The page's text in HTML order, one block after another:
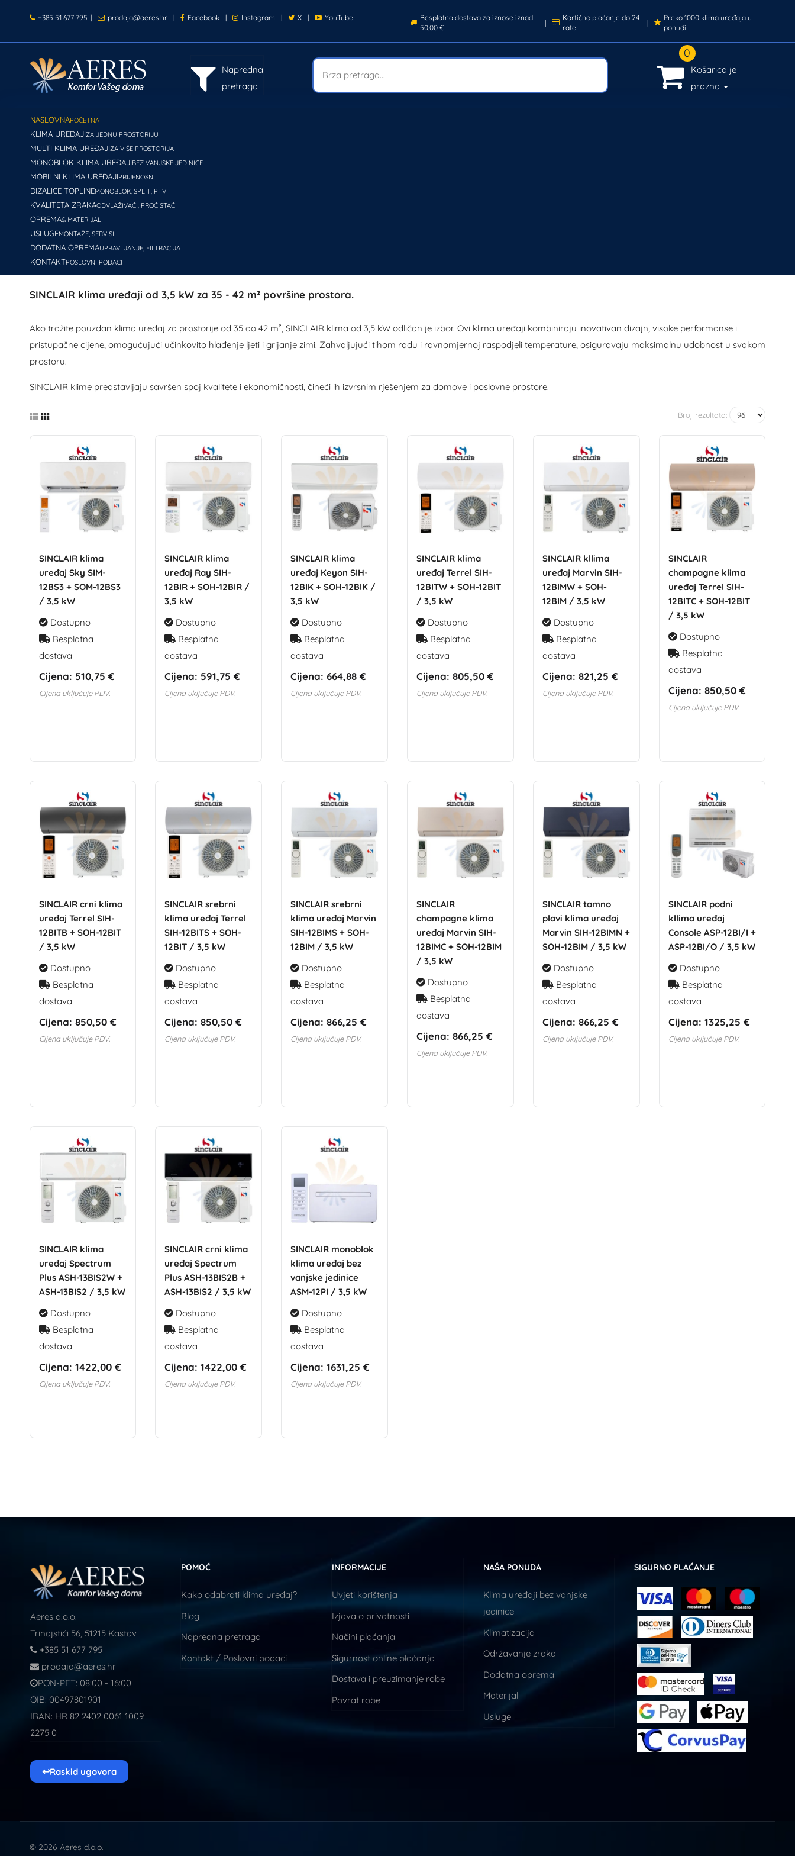
+385 51 677 795 | prodaja@aeres.hr | Facebook | Instagram | X | YouTube
Besplatna dostava za iznose iznad
50,00 €
|
Kartično plaćanje do 24
rate
|
Preko 1000 klima uređaja u
ponudi
Napredna
pretraga
0
Košarica je
prazna
NASLOVNAPOČETNA
KLIMA UREĐAJIZA JEDNU PROSTORIJU
MULTI KLIMA UREĐAJIZA VIŠE PROSTORIJA
MONOBLOK KLIMA UREĐAJIBEZ VANJSKE JEDINICE
MOBILNI KLIMA UREĐAJIPRIJENOSNI
DIZALICE TOPLINEMONOBLOK, SPLIT, PTV
KVALITETA ZRAKAODVLAŽIVAČI, PROČISTAČI
OPREMA& MATERIJAL
USLUGEMONTAŽE, SERVISI
DODATNA OPREMAUPRAVLJANJE, FILTRACIJA
KONTAKTPOSLOVNI PODACI
SINCLAIR klima uređaji od 3,5 kW za 35 - 42 m² površine prostora.
Ako tražite pouzdan klima uređaj za prostorije od 35 do 42 m², SINCLAIR klima od 3,5 kW odličan je izbor. Ovi klima uređaji kombiniraju inovativan dizajn, visoke performanse i
pristupačne cijene, omogućujući učinkovito hlađenje ljeti i grijanje zimi. Zahvaljujući tihom radu i ravnomjernoj raspodjeli temperature, osiguravaju maksimalnu udobnost u svakom
prostoru.
SINCLAIR klime predstavljaju savršen spoj kvalitete i ekonomičnosti, čineći ih izvrsnim rješenjem za domove i poslovne prostore.
Broj rezultata:
SINCLAIR klima
uređaj Sky SIM-
12BS3 + SOM-12BS3
/ 3,5 kW
Dostupno
Besplatna
dostava
Cijena: 510,75 €
Cijena uključuje PDV.
SINCLAIR klima
uređaj Ray SIH-
12BIR + SOH-12BIR /
3,5 kW
Dostupno
Besplatna
dostava
Cijena: 591,75 €
Cijena uključuje PDV.
SINCLAIR klima
uređaj Keyon SIH-
12BIK + SOH-12BIK /
3,5 kW
Dostupno
Besplatna
dostava
Cijena: 664,88 €
Cijena uključuje PDV.
SINCLAIR klima
uređaj Terrel SIH-
12BITW + SOH-12BIT
/ 3,5 kW
Dostupno
Besplatna
dostava
Cijena: 805,50 €
Cijena uključuje PDV.
SINCLAIR kllima
uređaj Marvin SIH-
12BIMW + SOH-
12BIM / 3,5 kW
Dostupno
Besplatna
dostava
Cijena: 821,25 €
Cijena uključuje PDV.
SINCLAIR
champagne klima
uređaj Terrel SIH-
12BITC + SOH-12BIT
/ 3,5 kW
Dostupno
Besplatna
dostava
Cijena: 850,50 €
Cijena uključuje PDV.
SINCLAIR crni klima
uređaj Terrel SIH-
12BITB + SOH-12BIT
/ 3,5 kW
Dostupno
Besplatna
dostava
Cijena: 850,50 €
Cijena uključuje PDV.
SINCLAIR srebrni
klima uređaj Terrel
SIH-12BITS + SOH-
12BIT / 3,5 kW
Dostupno
Besplatna
dostava
Cijena: 850,50 €
Cijena uključuje PDV.
SINCLAIR srebrni
klima uređaj Marvin
SIH-12BIMS + SOH-
12BIM / 3,5 kW
Dostupno
Besplatna
dostava
Cijena: 866,25 €
Cijena uključuje PDV.
SINCLAIR
champagne klima
uređaj Marvin SIH-
12BIMC + SOH-12BIM
/ 3,5 kW
Dostupno
Besplatna
dostava
Cijena: 866,25 €
Cijena uključuje PDV.
SINCLAIR tamno
plavi klima uređaj
Marvin SIH-12BIMN +
SOH-12BIM / 3,5 kW
Dostupno
Besplatna
dostava
Cijena: 866,25 €
Cijena uključuje PDV.
SINCLAIR podni
kllima uređaj
Console ASP-12BI/I +
ASP-12BI/O / 3,5 kW
Dostupno
Besplatna
dostava
Cijena: 1325,25 €
Cijena uključuje PDV.
SINCLAIR klima
uređaj Spectrum
Plus ASH-13BIS2W +
ASH-13BIS2 / 3,5 kW
Dostupno
Besplatna
dostava
Cijena: 1422,00 €
Cijena uključuje PDV.
SINCLAIR crni klima
uređaj Spectrum
Plus ASH-13BIS2B +
ASH-13BIS2 / 3,5 kW
Dostupno
Besplatna
dostava
Cijena: 1422,00 €
Cijena uključuje PDV.
SINCLAIR monoblok
klima uređaj bez
vanjske jedinice
ASM-12PI / 3,5 kW
Dostupno
Besplatna
dostava
Cijena: 1631,25 €
Cijena uključuje PDV.
Aeres d.o.o.
Trinajstići 56, 51215 Kastav
+385 51 677 795
prodaja@aeres.hr
PON-PET: 08:00 - 16:00
OIB: 00497801901
IBAN: HR 82 2402 0061 1009
2275 0
↩Raskid ugovora
POMOĆ
Kako odabrati klima uređaj?
Blog
Napredna pretraga
Kontakt / Poslovni podaci
INFORMACIJE
Uvjeti korištenja
Izjava o privatnosti
Načini plaćanja
Sigurnost online plaćanja
Dostava i preuzimanje robe
Povrat robe
NAŠA PONUDA
Klima uređaji bez vanjske
jedinice
Klimatizacija
Održavanje zraka
Dodatna oprema
Materijal
Usluge
SIGURNO PLAĆANJE
© 2026 Aeres d.o.o.